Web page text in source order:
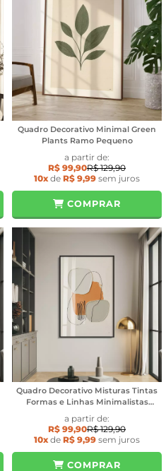
Quadro Decorativo Minimal Green
Plants Ramo Pequeno
a partir de:
R$ 99,90R$ 129,90
10xde R$ 9,99 sem juros
COMPRAR
Quadro Decorativo Misturas Tintas
Formas e Linhas Minimalistas
a partir de:
R$ 99,90R$ 129,90
10x de R$ 9,99 sem juros
COMPRAR